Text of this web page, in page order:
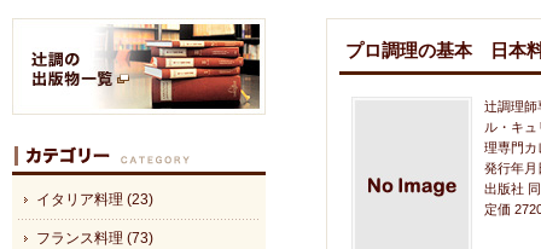
プロ調理の基本 日本
辻調理師
ル・キ
理専門カ
発行年月
出版社
定価
イタリア料理 (23)
フランス料理 (73)